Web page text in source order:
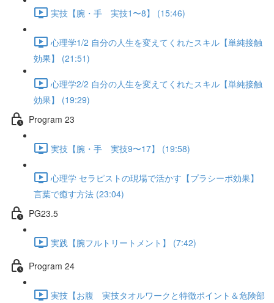
実技【腕・手 実技1〜8】 (15:46)
心理学1/2 自分の人生を変えてくれたスキル【単純接触
効果】 (21:51)
心理学2/2 自分の人生を変えてくれたスキル【単純接触
効果】 (19:29)
Program 23
実技【腕・手 実技9〜17】 (19:58)
心理学 セラピストの現場で活かす【プラシーボ効果】
言葉で癒す方法 (23:04)
PG23.5
実践【腕フルトリートメント】 (7:42)
Program 24
実技【お腹 実技タオルワークと特徴ポイント＆危険部